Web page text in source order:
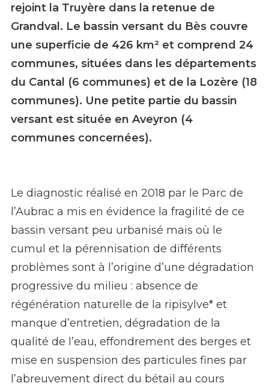
rejoint la Truyère dans la retenue de
Grandval. Le bassin versant du Bès couvre
une superficie de 426 km² et comprend 24
communes, situées dans les départements
du Cantal (6 communes) et de la Lozère (18
communes). Une petite partie du bassin
versant est située en Aveyron (4
communes concernées).
Le diagnostic réalisé en 2018 par le Parc de
l’Aubrac a mis en évidence la fragilité de ce
bassin versant peu urbanisé mais où le
cumul et la pérennisation de différents
problèmes sont à l’origine d’une dégradation
progressive du milieu : absence de
régénération naturelle de la ripisylve* et
manque d’entretien, dégradation de la
qualité de l’eau, effondrement des berges et
mise en suspension des particules fines par
l’abreuvement direct du bétail au cours